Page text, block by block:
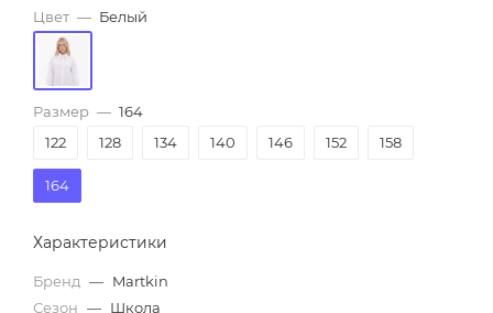
Цвет — Белый
Размер — 164
122
128 134 140 146 152 158
164
Характеристики
Бренд — Martkin
Сезон — Школа